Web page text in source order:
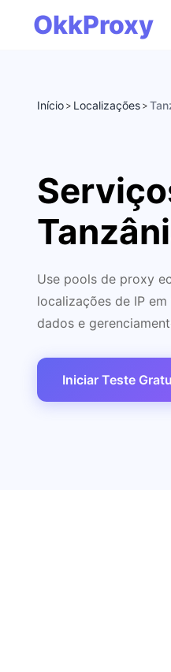
OkkProxy
Início > Localizações >
Use pools de proxy
localizações de IP
dados e
Iniciar Teste